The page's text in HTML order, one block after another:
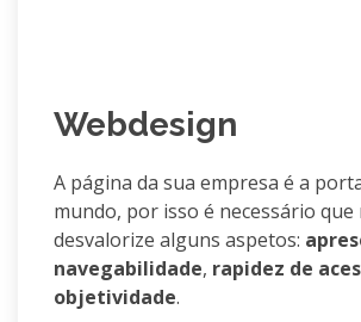
Webdesign
A página da sua empresa é a
mundo, por isso é necessário que
desvalorize alguns aspetos:
navegabilidade, rapidez de
objetividade.